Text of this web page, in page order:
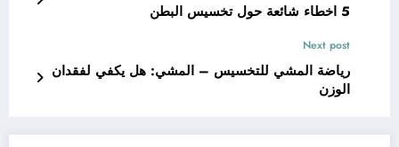
5 اخطاء شائعة حول تخسيس البطن
Next post
رياضة المشي للتخسيس – المشي: هل يكفي لفقدان
الوزن